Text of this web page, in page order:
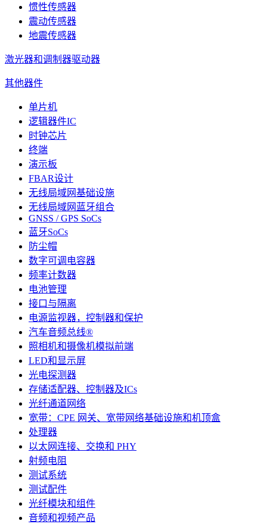
惯性传感器
震动传感器
地震传感器
激光器和调制器驱动器
其他器件
单片机
逻辑器件IC
时钟芯片
终端
演示板
FBAR设计
无线局域网基础设施
无线局域网蓝牙组合
GNSS / GPS SoCs
蓝牙SoCs
防尘帽
数字可调电容器
频率计数器
电池管理
接口与隔离
电源监视器，控制器和保护
汽车音频总线®
照相机和摄像机模拟前端
LED和显示屏
光电探测器
存储适配器、控制器及ICs
光纤通道网络
宽带：CPE 网关、宽带网络基础设施和机顶盒
处理器
以太网连接、交换和 PHY
射频电阻
测试系统
测试配件
光纤模块和组件
音频和视频产品